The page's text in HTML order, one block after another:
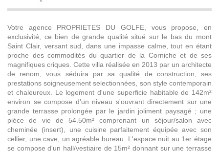
Votre agence PROPRIETES DU GOLFE, vous propose, en
exclusivité, ce bien de grande qualité situé sur le bas du mont
Saint Clair, versant sud, dans une impasse calme, tout en étant
proche des commodités du quartier de la Corniche et de ses
magnifiques criques. Cette villa réalisée en 2013 par un architecte
de renom, vous séduira par sa qualité de construction, ses
prestations soigneusement selectionnées, son style contemporain
et chaleureux. Le logement d'une superficie habitable de 142m²
environ se compose d'un niveau s'ouvrant directement sur une
grande terrasse prolongée par le jardin joliment paysagé ; une
pièce de vie de 54.50m² comprenant un séjour/salon avec
cheminée (insert), une cuisine parfaitement équipée avec son
cellier, une cave, un agréable bureau. L'espace nuit au 1er étage
se compose d'un hall/vestiaire de 15m² donnant sur une terrasse